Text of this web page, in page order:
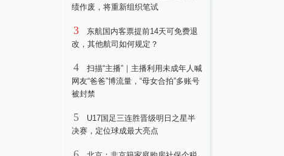
绩作废，将重新组织笔试
3
东航国内客票提前14天可免费退
改，其他航司如何规定？
4
扫描“主播”｜主播利用未成年人喊
网友“爸爸”博流量，“母女合拍”多账号
被封禁
5
U17国足三连胜晋级明日之星半
决赛，定位球成最大亮点